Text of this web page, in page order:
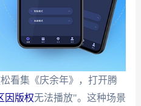
看集《庆余年》，打开腾
因版权无法播放"。这种场景